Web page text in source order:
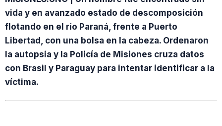
vida y en avanzado estado de descomposición
flotando en el río Paraná, frente a Puerto
Libertad, con una bolsa en la cabeza. Ordenaron
la autopsia y la Policía de Misiones cruza datos
con Brasil y Paraguay para intentar identificar a la
víctima.